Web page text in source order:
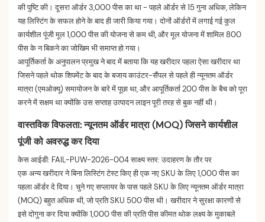
की पुष्टि की। दूसरा ऑर्डर 3,000 पीस का था - पहले ऑर्डर से 15 गुना अधिक, लेकिन
यह लिस्टिंग के सफल होने के बाद ही जारी किया गया। दोनों ऑर्डरों में लगाई गई कुल
कार्यशील पूंजी मूल 1,000 पीस की योजना से कम थी, और मूल योजना में शामिल 800
पीस के न बिकने का जोखिम भी समाप्त हो गया।
आपूर्तिकर्ता के अनुपालन प्रमुख ने बाद में बताया कि यह खरीदार पहला ऐसा खरीदार था
जिसने पहले थोक शिपमेंट के बाद के बजाय काउंटर-सैंपल से पहले ही न्यूनतम ऑर्डर
मात्रा (एमओक्यू) समायोजन के बारे में पूछा था, और आपूर्तिकर्ता 200 पीस के बैच को पूरा
करने में सक्षम था क्योंकि उस सप्ताह उत्पादन लाइन पूरी तरह से बुक नहीं थी।
वास्तविक विफलता: न्यूनतम ऑर्डर मात्रा (MOQ) जिसने कार्यशील
पूंजी को अवरुद्ध कर दिया
केस आईडी: FAIL-PUW-2026-004 साक्ष्य स्तर: उदाहरण के तौर पर
एक अन्य खरीदार ने बिना लिस्टिंग टेस्ट किए ही एक नए SKU के लिए 1,000 पीस का
पहला ऑर्डर दे दिया। चुने गए सप्लायर के पास पहले SKU के लिए न्यूनतम ऑर्डर मात्रा
(MOQ) बहुत अधिक थी, जो प्रति SKU 500 पीस थी। खरीदार ने सुरक्षा कारणों से
इसे दोगुना कर दिया क्योंकि 1,000 पीस की प्रति पीस कीमत थोक लक्ष्य के मुकाबले